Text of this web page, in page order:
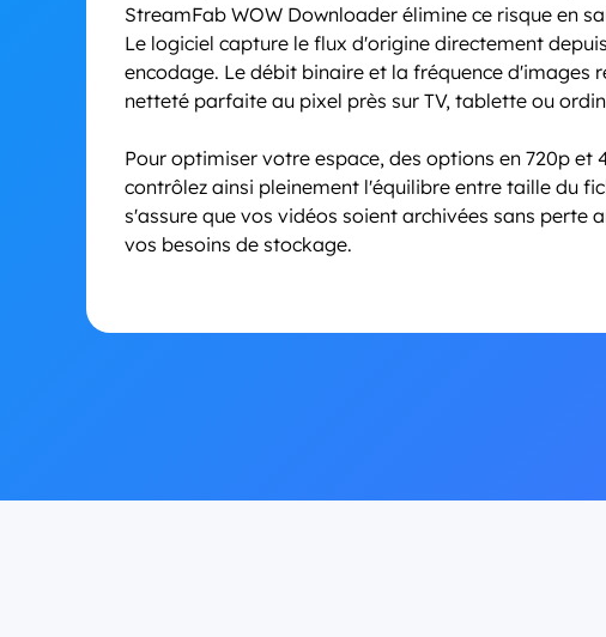
StreamFab WOW Downloader élimine ce risque en
Le logiciel capture le flux d'origine directement
encodage. Le débit binaire et la fréquence d'images
netteté parfaite au pixel près sur TV, tablette ou
Pour optimiser votre espace, des options en 720p et
contrôlez ainsi pleinement l'équilibre entre taille du
s'assure que vos vidéos soient archivées sans
vos besoins de stockage.